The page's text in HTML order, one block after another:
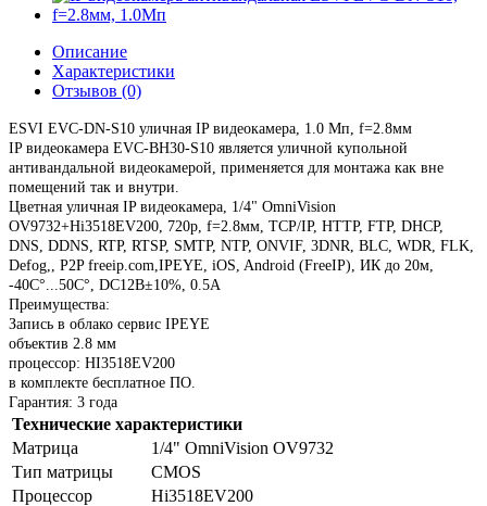
Описание
Характеристики
Отзывов (0)
ESVI EVC-DN-S10 уличная IP видеокамера, 1.0 Мп, f=2.8мм
IP видеокамера EVC-BH30-S10 является уличной купольной
антивандальной видеокамерой, применяется для монтажа как вне
помещений так и внутри.
Цветная уличная IP видеокамера, 1/4" OmniVision
OV9732+Hi3518EV200, 720p, f=2.8мм, TCP/IP, HTTP, FTP, DHCP,
DNS, DDNS, RTP, RTSP, SMTP, NTP, ONVIF, 3DNR, BLC, WDR, FLK,
Defog,, P2P freeip.com,IPEYE, iOS, Android (FreeIP), ИК до 20м,
-40C°...50C°, DC12В±10%, 0.5А
Преимущества:
Запись в облако сервис IPEYE
объектив 2.8 мм
процессор: HI3518EV200
в комплекте бесплатное ПО.
Гарантия: 3 года
Технические характеристики
Матрица
1/4" OmniVision OV9732
Тип матрицы
CMOS
Процессор
Hi3518EV200